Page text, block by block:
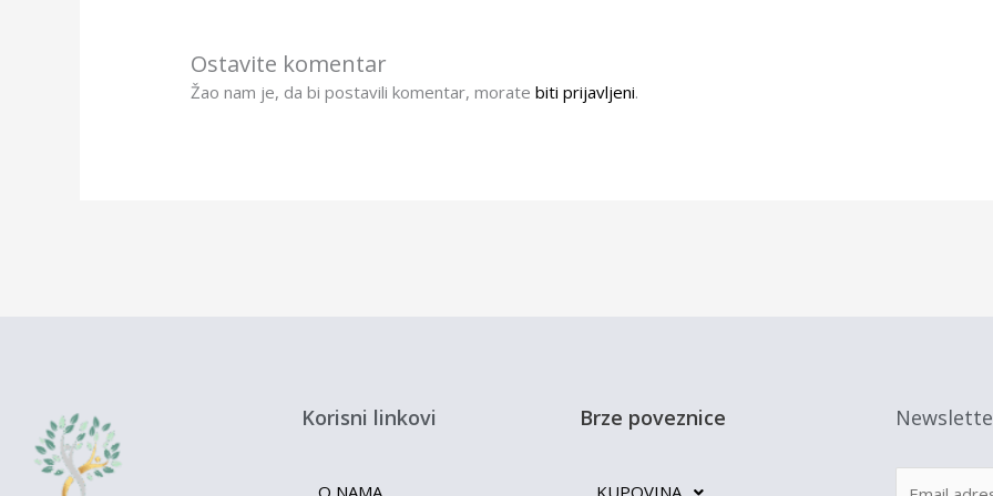
Ostavite komentar
Žao nam je, da bi postavili komentar, moratebiti prijavljeni.
Korisni linkovi
O NAMA
Brze poveznice